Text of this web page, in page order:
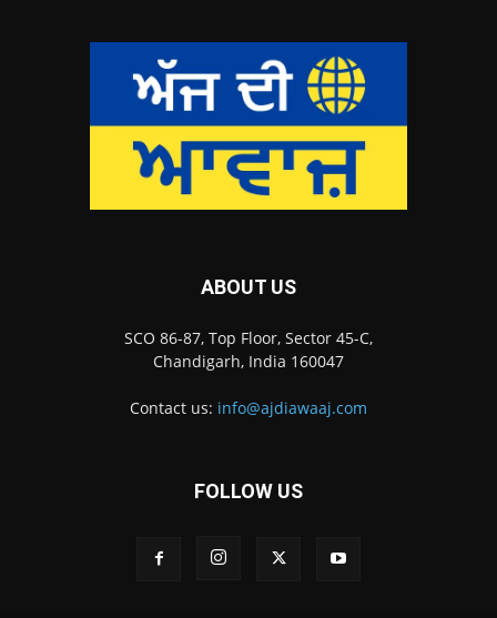
ABOUT US
SCO 86-87, Top Floor, Sector 45-C,
Chandigarh, India 160047
Contact us: info@ajdiawaaj.com
FOLLOW US